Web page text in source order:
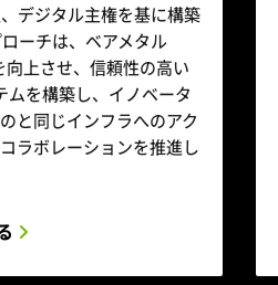
デジタル主権を基に構築
ーチは、ベアメタル
上させ、信頼性の高い
ムを構築し、イノベータ
と同じインフラへのアク
ラボレーションを推進し